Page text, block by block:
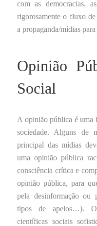
com as democracias,
rigorosamente o fluxo
a propaganda/mídias
Opinião
Social
A opinião pública é uma
sociedade. Alguns de
principal das mídias
uma opinião pública
consciência crítica e
opinião pública, para
pela desinformação ou
tipos de apelos…). O
científicas sociais